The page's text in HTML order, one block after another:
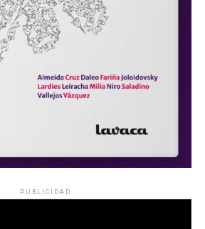
PUBLICIDAD